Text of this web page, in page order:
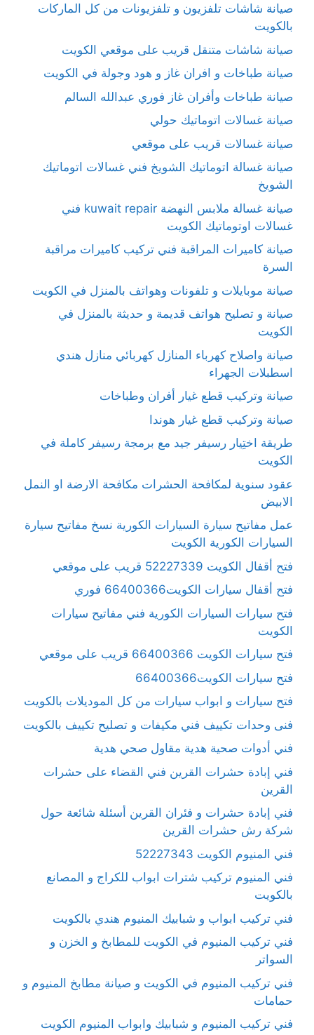
صيانة شاشات تلفزيون و تلفزيونات من كل الماركات
بالكويت
صيانة شاشات متنقل قريب على موقعي الكويت
صيانة طباخات و افران غاز و هود وجولة في الكويت
صيانة طباخات وأفران غاز فوري عبدالله السالم
صيانة غسالات اتوماتيك حولي
صيانة غسالات قريب على موقعي
صيانة غسالة اتوماتيك الشويخ فني غسالات اتوماتيك
الشويخ
صيانة غسالة ملابس النهضة kuwait repair فني
غسالات اوتوماتيك الكويت
صيانة كاميرات المراقبة فني تركيب كاميرات مراقبة
السرة
صيانة موبايلات و تلفونات وهواتف بالمنزل في الكويت
صيانة و تصليح هواتف قديمة و حديثة بالمنزل في
الكويت
صيانة واصلاح كهرباء المنازل كهربائي منازل هندي
اسطبلات الجهراء
صيانة وتركيب قطع غيار أفران وطباخات
صيانة وتركيب قطع غيار هوندا
طريقة اختِيار رسيفر جيد مع برمجة رسيفر كاملة في
الكويت
عقود سنوية لمكافحة الحشرات مكافحة الارضة او النمل
الابيض
عمل مفاتيح سيارة السيارات الكورية نسخ مفاتيح سيارة
السيارات الكورية الكويت
فتح أقفال الكويت 52227339 قريب على موقعي
فتح أقفال سيارات الكويت66400366 فوري
فتح سيارات السيارات الكورية فني مفاتيح سيارات
الكويت
فتح سيارات الكويت 66400366 قريب على موقعي
فتح سيارات الكويت66400366
فتح سيارات و ابواب سيارات من كل الموديلات بالكويت
فنى وحدات تكييف فني مكيفات و تصليح تكييف بالكويت
فني أدوات صحية هدية مقاول صحي هدية
فني إبادة حشرات القرين فني القضاء على حشرات
القرين
فني إبادة حشرات و فئران القرين أسئلة شائعة حول
شركة رش حشرات القرين
فني المنيوم الكويت 52227343
فني المنيوم تركيب شترات ابواب للكراج و المصانع
بالكويت
فني تركيب ابواب و شبابيك المنيوم هندي بالكويت
فني تركيب المنيوم في الكويت للمطابخ و الخزن و
السواتر
فني تركيب المنيوم في الكويت و صيانة مطابخ المنيوم و
حمامات
فني تركيب المنيوم و شبابيك وابواب المنيوم الكويت